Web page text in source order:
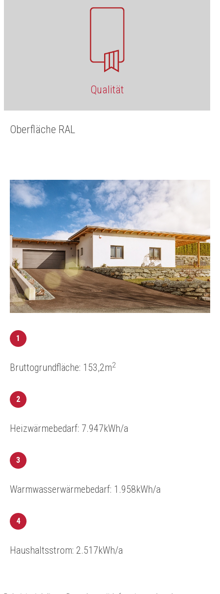
Qualität
Oberfläche RAL
1
Bruttogrundfläche: 153,2m2
2
Heizwärmebedarf: 7.947kWh/a
3
Warmwasserwärmebedarf: 1.958kWh/a
4
Haushaltsstrom: 2.517kWh/a